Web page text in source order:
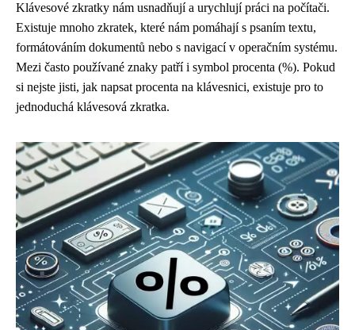
Klávesové zkratky nám usnadňují a urychlují práci na počítači.
Existuje mnoho zkratek, které nám pomáhají s psaním textu,
formátováním dokumentů nebo s navigací v operačním systému.
Mezi často používané znaky patří i symbol procenta (%). Pokud
si nejste jisti, jak napsat procenta na klávesnici, existuje pro to
jednoduchá klávesová zkratka.